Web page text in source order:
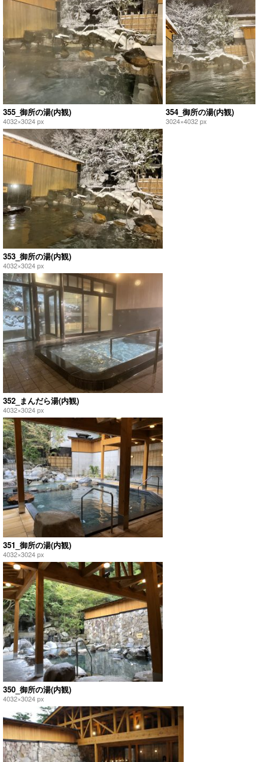
355_御所の湯(内観)
4032×3024 px
354_御所の湯(内観)
3024×4032 px
353_御所の湯(内観)
4032×3024 px
352_まんだら湯(内観)
4032×3024 px
351_御所の湯(内観)
4032×3024 px
350_御所の湯(内観)
4032×3024 px